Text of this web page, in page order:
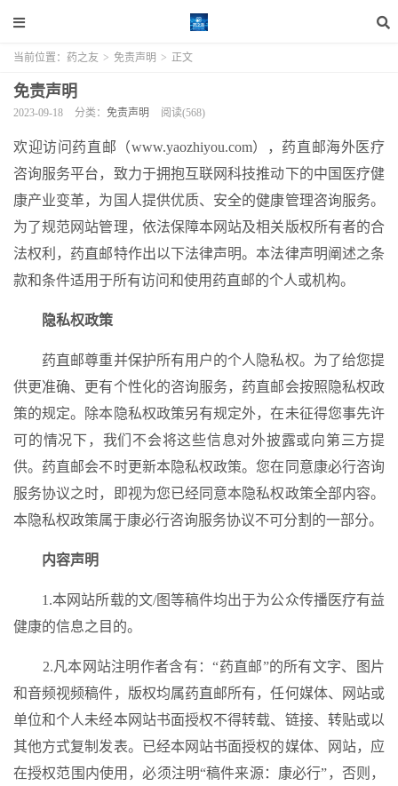
当前位置： 药之友 > 免责声明 > 正文
免责声明
2023-09-18 分类： 免责声明 阅读(568)
欢迎访问药直邮（www.yaozhiyou.com），药直邮海外医疗
咨询服务平台，致力于拥抱互联网科技推动下的中国医疗健
康产业变革，为国人提供优质、安全的健康管理咨询服务。
为了规范网站管理，依法保障本网站及相关版权所有者的合
法权利，药直邮特作出以下法律声明。本法律声明阐述之条
款和条件适用于所有访问和使用药直邮的个人或机构。
隐私权政策
药直邮尊重并保护所有用户的个人隐私权。为了给您提
供更准确、更有个性化的咨询服务，药直邮会按照隐私权政
策的规定。除本隐私权政策另有规定外，在未征得您事先许
可的情况下，我们不会将这些信息对外披露或向第三方提
供。药直邮会不时更新本隐私权政策。您在同意康必行咨询
服务协议之时，即视为您已经同意本隐私权政策全部内容。
本隐私权政策属于康必行咨询服务协议不可分割的一部分。
内容声明
1.本网站所载的文/图等稿件均出于为公众传播医疗有益
健康的信息之目的。
2.凡本网站注明作者含有：“药直邮”的所有文字、图片
和音频视频稿件，版权均属药直邮所有，任何媒体、网站或
单位和个人未经本网站书面授权不得转载、链接、转贴或以
其他方式复制发表。已经本网站书面授权的媒体、网站，应
在授权范围内使用，必须注明“稿件来源：康必行”，否则，